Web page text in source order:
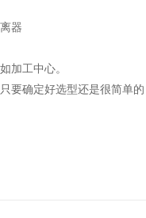
器
加工中心。
要确定好选型还是很简单的